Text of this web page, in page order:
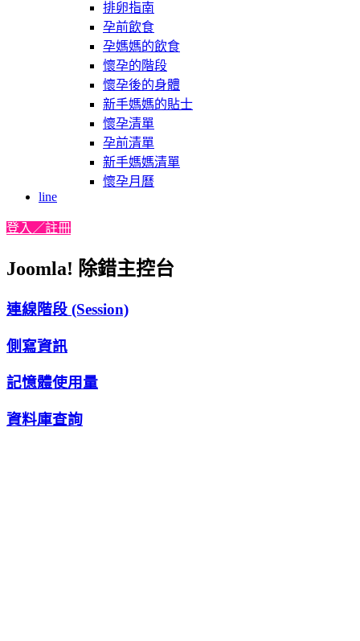
排卵指南
孕前飲食
孕媽媽的飲食
懷孕的階段
懷孕後的身體
新手媽媽的貼士
懷孕清單
孕前清單
新手媽媽清單
懷孕月曆
line
登入／註冊
Joomla! 除錯主控台
連線階段 (Session)
側寫資訊
記憶體使用量
資料庫查詢